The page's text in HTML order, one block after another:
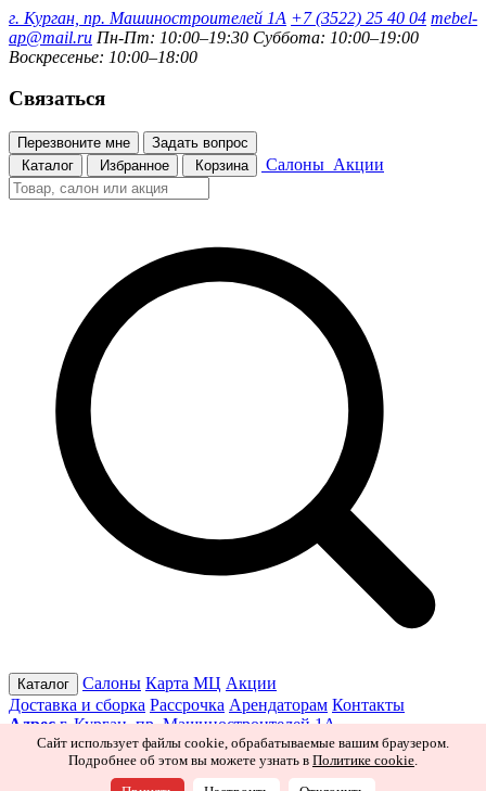
г. Курган, пр. Машиностроителей 1А +7 (3522) 25 40 04 mebel-
ap@mail.ru Пн-Пт: 10:00–19:30 Суббота: 10:00–19:00
Воскресенье: 10:00–18:00
Связаться
Перезвоните мне
Задать вопрос
Каталог
Избранное Корзина Салоны Акции
Каталог Салоны Карта МЦ Акции
Доставка и сборка Рассрочка Арендаторам Контакты
Адрес г. Курган, пр. Машиностроителей 1А
Режим работы Пн–Пт 10:00–19:30 Сб 10:00–19:00 Вс 10:00–
Ищите нас в соцсетях
Сайт использует файлы cookie, обрабатываемые вашим браузером.
Подробнее об этом вы можете узнать в Политике cookie.